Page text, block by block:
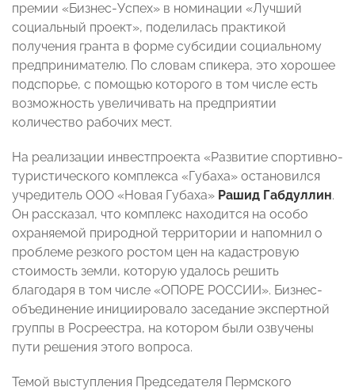
премии «Бизнес-Успех» в номинации «Лучший
социальный проект», поделилась практикой
получения гранта в форме субсидии социальному
предпринимателю. По словам спикера, это хорошее
подспорье, с помощью которого в том числе есть
возможность увеличивать на предприятии
количество рабочих мест.
На реализации инвестпроекта «Развитие спортивно-
туристического комплекса «Губаха» остановился
учредитель ООО «Новая Губаха» Рашид Габдуллин.
Он рассказал, что комплекс находится на особо
охраняемой природной территории и напомнил о
проблеме резкого ростом цен на кадастровую
стоимость земли, которую удалось решить
благодаря в том числе «ОПОРЕ РОССИИ». Бизнес-
объединение инициировало заседание экспертной
группы в Росреестра, на котором были озвучены
пути решения этого вопроса.
Темой выступления Председателя Пермского